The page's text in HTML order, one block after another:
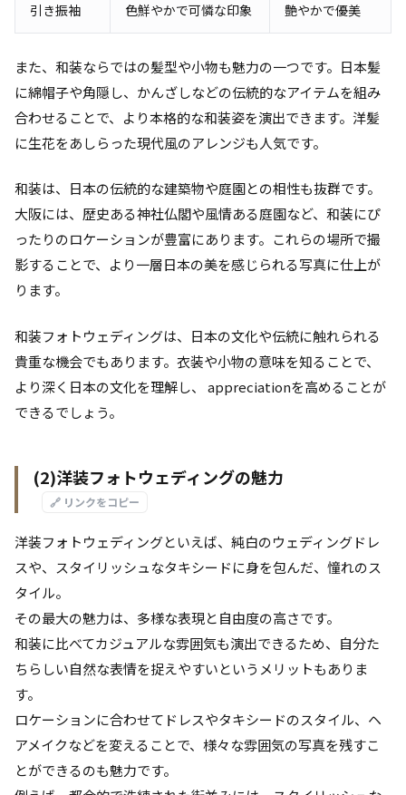
引き振袖 色鮮やかで可憐な印象 艶やかで優美
また、和装ならではの髪型や小物も魅力の一つです。日本髪
に綿帽子や角隠し、かんざしなどの伝統的なアイテムを組み
合わせることで、より本格的な和装姿を演出できます。洋髪
に生花をあしらった現代風のアレンジも人気です。
和装は、日本の伝統的な建築物や庭園との相性も抜群です。
大阪には、歴史ある神社仏閣や風情ある庭園など、和装にぴ
ったりのロケーションが豊富にあります。これらの場所で撮
影することで、より一層日本の美を感じられる写真に仕上が
ります。
和装フォトウェディングは、日本の文化や伝統に触れられる
貴重な機会でもあります。衣装や小物の意味を知ることで、
より深く日本の文化を理解し、 appreciationを高めることが
できるでしょう。
(2)洋装フォトウェディングの魅力
🔗 リンクをコピー
洋装フォトウェディングといえば、純白のウェディングドレ
スや、スタイリッシュなタキシードに身を包んだ、憧れのス
タイル。
その最大の魅力は、多様な表現と自由度の高さです。
和装に比べてカジュアルな雰囲気も演出できるため、自分た
ちらしい自然な表情を捉えやすいというメリットもありま
す。
ロケーションに合わせてドレスやタキシードのスタイル、ヘ
アメイクなどを変えることで、様々な雰囲気の写真を残すこ
とができるのも魅力です。